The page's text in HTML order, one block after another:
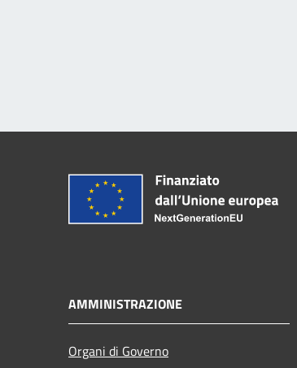
AMMINISTRAZIONE
Organi di Governo